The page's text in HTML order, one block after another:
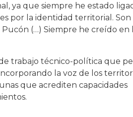
ya que siempre he estado
por la identidad territorial. Son
(…) Siempre he creído en
trabajo técnico-política que
la voz de los
que acrediten capacidades